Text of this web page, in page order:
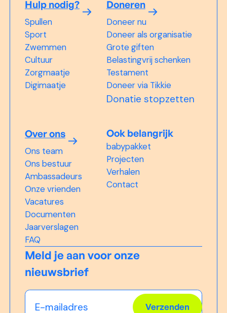
Hulp nodig?
Spullen
Sport
Zwemmen
Cultuur
Zorgmaatje
Digimaatje
Doneren
Doneer nu
Doneer als organisatie
Grote giften
Belastingvrij schenken
Testament
Doneer via Tikkie
Donatie stopzetten
Over ons
Ons team
Ons bestuur
Ambassadeurs
Onze vrienden
Vacatures
Documenten
Jaarverslagen
FAQ
Ook belangrijk
babypakket
Projecten
Verhalen
Contact
Meld je aan voor onze
nieuwsbrief